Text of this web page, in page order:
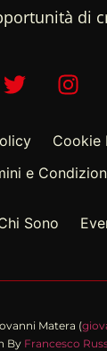
di
Cookie
e
Sono
Matera (
By Francesco